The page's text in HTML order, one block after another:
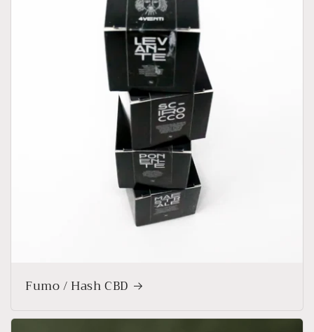
Fumo / Hash CBD